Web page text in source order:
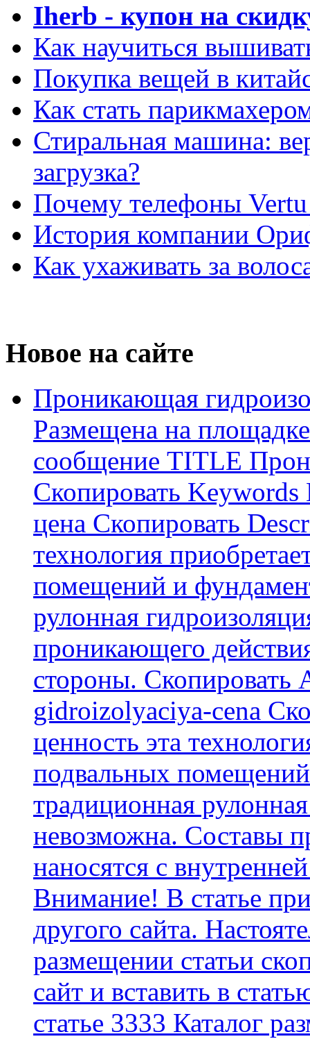
Iherb - купон на
Как научиться
Покупка вещей в
Как стать
Стиральная машина:
загрузка?
Почему телефоны Vertu
История компании
Как ухаживать за
Новое на сайте
Проникающая
Размещена на
сообщение TITLE
Скопировать
цена Скопировать
технология
помещений и
рулонная
проникающего
стороны. Скопировать
gidroizolyaciya-cena
ценность эта
подвальных
традиционная
невозможна. Составы
наносятся с
Внимание! В статье
другого сайта.
размещении статьи
сайт и вставить в
статье 3333 Каталог